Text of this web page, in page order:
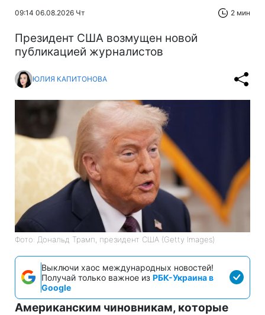
09:14 06.08.2026 Чт 2 мин
Президент США возмущен новой
публикацией журналистов
ЮЛИЯ КАПИТОНОВА
Фото: Дональд Трамп, президент США (Getty Images)
Выключи хаос международных новостей!
Получай только важное из РБК-Украина в
Google
Американским чиновникам, которые